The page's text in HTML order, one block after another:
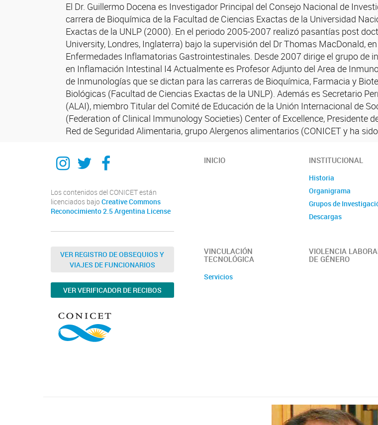
El Dr. Guillermo Docena es Investigador Principal del Consejo Nacional de
carrera de Bioquímica de la Facultad de Ciencias Exactas de la Universidad
Exactas de la UNLP (2000). En el periodo 2005-2007 realizó pasantías post
University, Londres, Inglaterra) bajo la supervisión del Dr Thomas MacDonald,
Enfermedades Inflamatorias Gastrointestinales. Desde 2007 dirige el grupo
en Inflamación Intestinal I4 Actualmente es Profesor Adjunto del Area de
de Inmunologías que se dictan para las carreras de Bioquímica, Farmacia y
Biológicas (Facultad de Ciencias Exactas de la UNLP). Además es Secretario
(ALAI), miembro Titular del Comité de Educación de la Unión Internacional de
(Federation of Clinical Immunology Societies) Center of Excellence, Presidente
Red de Seguridad Alimentaria, grupo Alergenos alimentarios (CONICET y ha
Instagram
TwitterFacebook
Los contenidos del CONICET están
licenciados bajo Creative Commons
Reconocimiento 2.5 Argentina License
VER REGISTRO DE OBSEQUIOS Y
VIAJES DE FUNCIONARIOS
VER VERIFICADOR DE RECIBOS
INICIO INSTITUCIONAL
Historia
Organigrama
Grupos de
Descargas
VINCULACIÓN
TECNOLÓGICA
Servicios
VIOLENCIA
DE GÉNERO